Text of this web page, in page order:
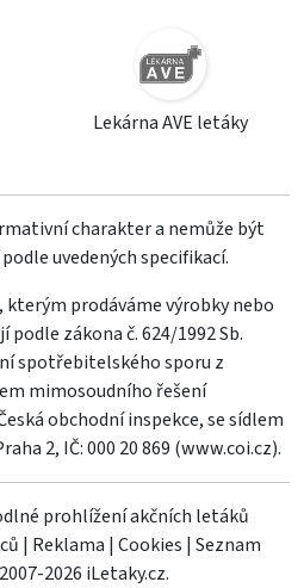
Lekárna AVE letáky
charakter a nemůže být
uvedených specifikací.
prodáváme výrobky nebo
zákona č. 624/1992 Sb.
spotřebitelského sporu z
mimosoudního řešení
obchodní inspekce, se sídlem
2, IČ: 000 20 869 (www.coi.cz).
prohlížení akčních letáků
| Reklama | Cookies | Seznam
2026 iLetaky.cz.